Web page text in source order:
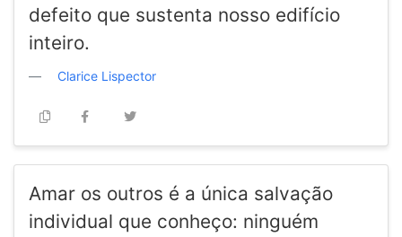
defeito que sustenta nosso edifício
inteiro.
Clarice Lispector
Amar os outros é a única salvação
individual que conheço: ninguém